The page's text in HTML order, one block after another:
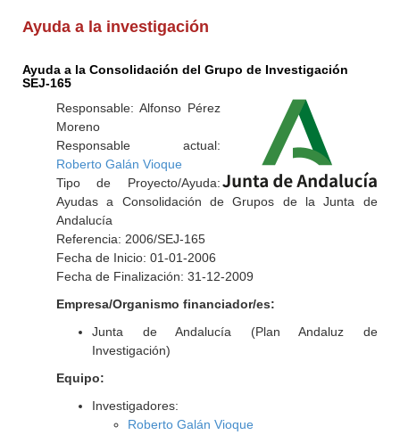
Ayuda a la investigación
Ayuda a la Consolidación del Grupo de Investigación
SEJ-165
Responsable: Alfonso Pérez
Moreno
Responsable actual:
Roberto Galán Vioque
Tipo de Proyecto/Ayuda:
Ayudas a Consolidación de Grupos de la Junta de
Andalucía
Referencia: 2006/SEJ-165
Fecha de Inicio: 01-01-2006
Fecha de Finalización: 31-12-2009
Empresa/Organismo financiador/es:
Junta de Andalucía (Plan Andaluz de
Investigación)
Equipo:
Investigadores:
Roberto Galán Vioque